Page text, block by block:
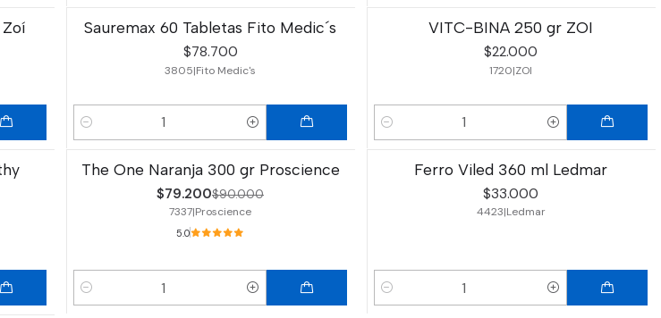
Sauremax 60 Tabletas Fito Medic´s
$78.700
3805|Fito Medic's
Cantidad
VITC-BINA 250 gr ZOI
$22.000
1720|ZOI
Cantidad
-12% OFF
The One Naranja 300 gr Proscience
$79.200$90.000
7337|Proscience
5.0
Cantidad
Ferro Viled 360 ml Ledmar
$33.000
4423|Ledmar
Cantidad